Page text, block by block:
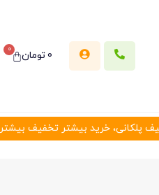
0تومان 0
پلکانی، خرید بیشتر تخفیف بیشتر